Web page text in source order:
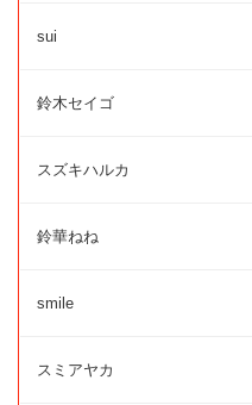
sui
鈴木セイゴ
スズキハルカ
鈴華ねね
smile
スミアヤカ